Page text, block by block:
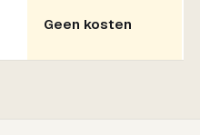
Geen kosten